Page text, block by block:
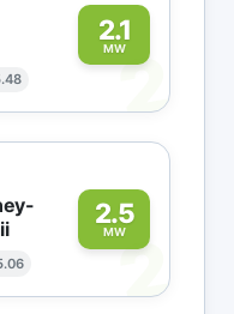
2.1
MW2
2.5
MW
2